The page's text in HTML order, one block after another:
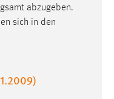
„Der Fakultät
t“ ersetzt. 15. In §
neu gefasst: „(2)